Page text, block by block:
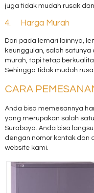
juga tidak mudah rusak
4. Harga Murah
Dari pada lemari lainnya,
keunggulan, salah
murah, tapi tetap
Sehingga tidak mudah
CARA
Anda bisa memesannya
yang merupakan salah
Surabaya. Anda bisa
dengan nomor kontak dan
website kami.